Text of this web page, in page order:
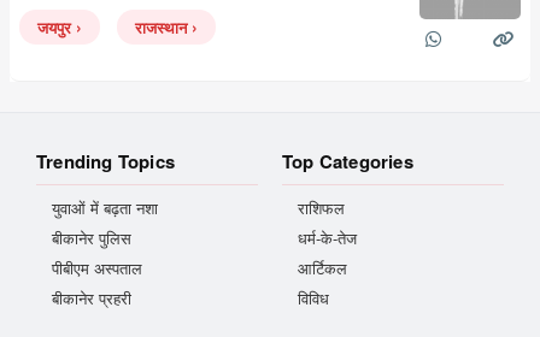
जयपुर राजस्थान
Trending Topics
युवाओं में बढ़ता नशा
बीकानेर पुलिस
पीबीएम अस्पताल
बीकानेर प्रहरी
Top Categories
राशिफल
धर्म-के-तेज
आर्टिकल
विविध